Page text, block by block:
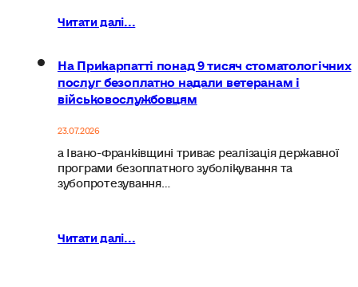
Читати далі...
На Прикарпатті понад 9 тисяч стоматологічних
послуг безоплатно надали ветеранам і
військовослужбовцям
23.07.2026
а Івано-Франківщині триває реалізація державної
програми безоплатного зуболікування та
зубопротезування…
Читати далі...